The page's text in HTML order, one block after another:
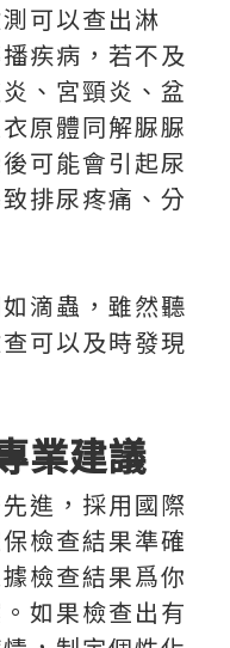
可以查出淋
疾病，若不及
、宮頸炎、盆
原體同解脲脲
可能會引起尿
排尿疼痛、分
滴蟲，雖然聽
可以及時發現
業建議
進，採用國際
檢查結果準確
檢查結果爲你
如果檢查出有